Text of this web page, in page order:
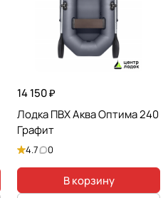
14 150 ₽
Лодка ПВХ Аква Оптима 240
Графит
4.7 0
В корзину